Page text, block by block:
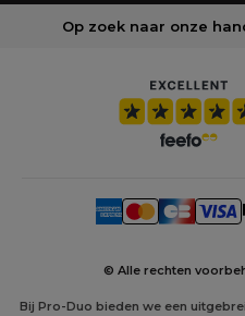
Op zoek naar onze
© Alle rechten
Bij Pro-Duo bieden we een